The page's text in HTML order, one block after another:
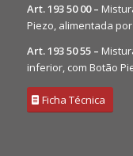
Art. 193 50 00 –
Piezo, alimentada
Art. 193 50 55 –
inferior, com Botão
Ficha Técnica